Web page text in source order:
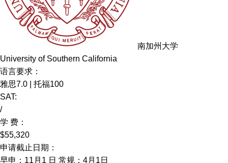
南加州大学
University of Southern California
语言要求：
雅思7.0 | 托福100
SAT:
/
学 费：
$55,320
申请截止日期：
早申：11月1 日 常规：4月1日